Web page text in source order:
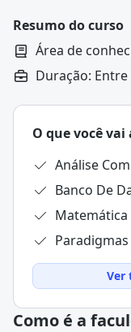
grandes volumes
Resumo do curso
Área de
Duração: Entre
O que você vai
Análise
Banco De
Matemática
Ver
Como é a